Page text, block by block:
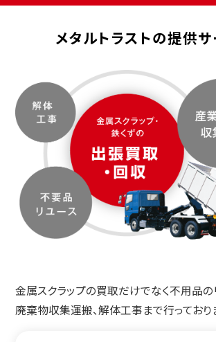
メタルトラストの提供サ
金属スクラップの買取だけでなく不用品
廃棄物収集運搬、解体工事まで行っており